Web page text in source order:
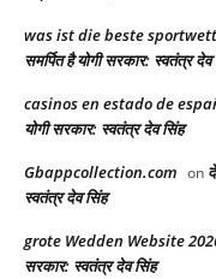
was ist die beste
समर्पित है योगी सरकार: स्वतंत्र देव
casinos en estado de
योगी सरकार: स्वतंत्र देव सिंह
Gbappcollection.com on
स्वतंत्र देव सिंह
grote Wedden Website
सरकार: स्वतंत्र देव सिंह